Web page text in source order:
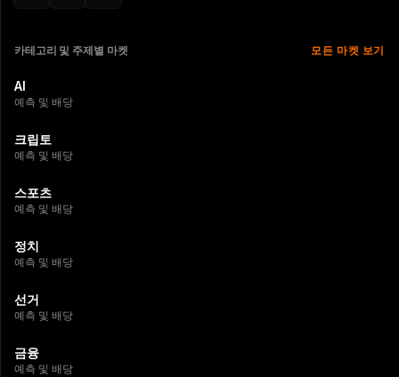
카테고리 및 주제별 마켓 모든 마켓 보기
AI
예측 및 배당
크립토
예측 및 배당
스포츠
예측 및 배당
정치
예측 및 배당
선거
예측 및 배당
금융
예측 및 배당